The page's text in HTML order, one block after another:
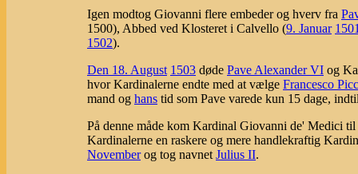
Igen modtog Giovanni flere embeder og hverv fra
1500), Abbed ved Klosteret i Calvello (9. Januar
1502).
Den 18. August 1503 døde Pave Alexander VI og
hvor Kardinalerne endte med at vælge Francesco
mand og hans tid som Pave varede kun 15 dage,
På denne måde kom Kardinal Giovanni de' Medici
Kardinalerne en raskere og mere handlekraftig
Novemberog tog navnet Julius II.